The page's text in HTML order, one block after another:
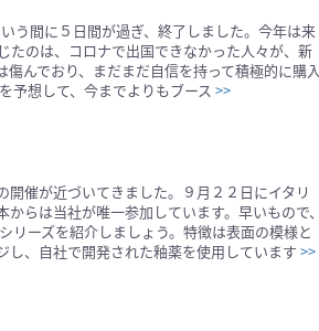
う間に５日間が過ぎ、終了しました。今年は来
たのは、コロナで出国できなかった人々が、新
んでおり、まだまだ自信を持って積極的に購入
予想して、今までよりもブース >>
催が近づいてきました。９月２２日にイタリ
らは当社が唯一参加しています。早いもので、
リーズを紹介しましょう。特徴は表面の模様と
、自社で開発された釉薬を使用しています >>